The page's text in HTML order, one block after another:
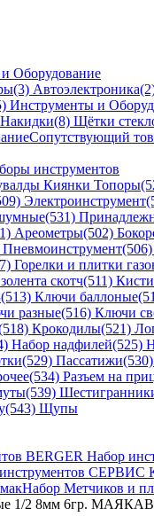
Оборудование
(3) Автоэлектроника
Инструменты и
(8) Щётки
Сопутствующий
инструментов
Киянки Топоры
Электроинструмент
(531)
Ареометры(502)
Пневмоинструмент
Горелки и плитки
скотч(511)
(513) Ключи баллоные
разные(516) Ключи
Крокодилы(521)
Набор надфилей(525)
(529) Пассатижи
(534) Разъем на
(539)
(543) Щупы
BERGER Набор
Набор Метчиков и
1/2 8мм 6гр.